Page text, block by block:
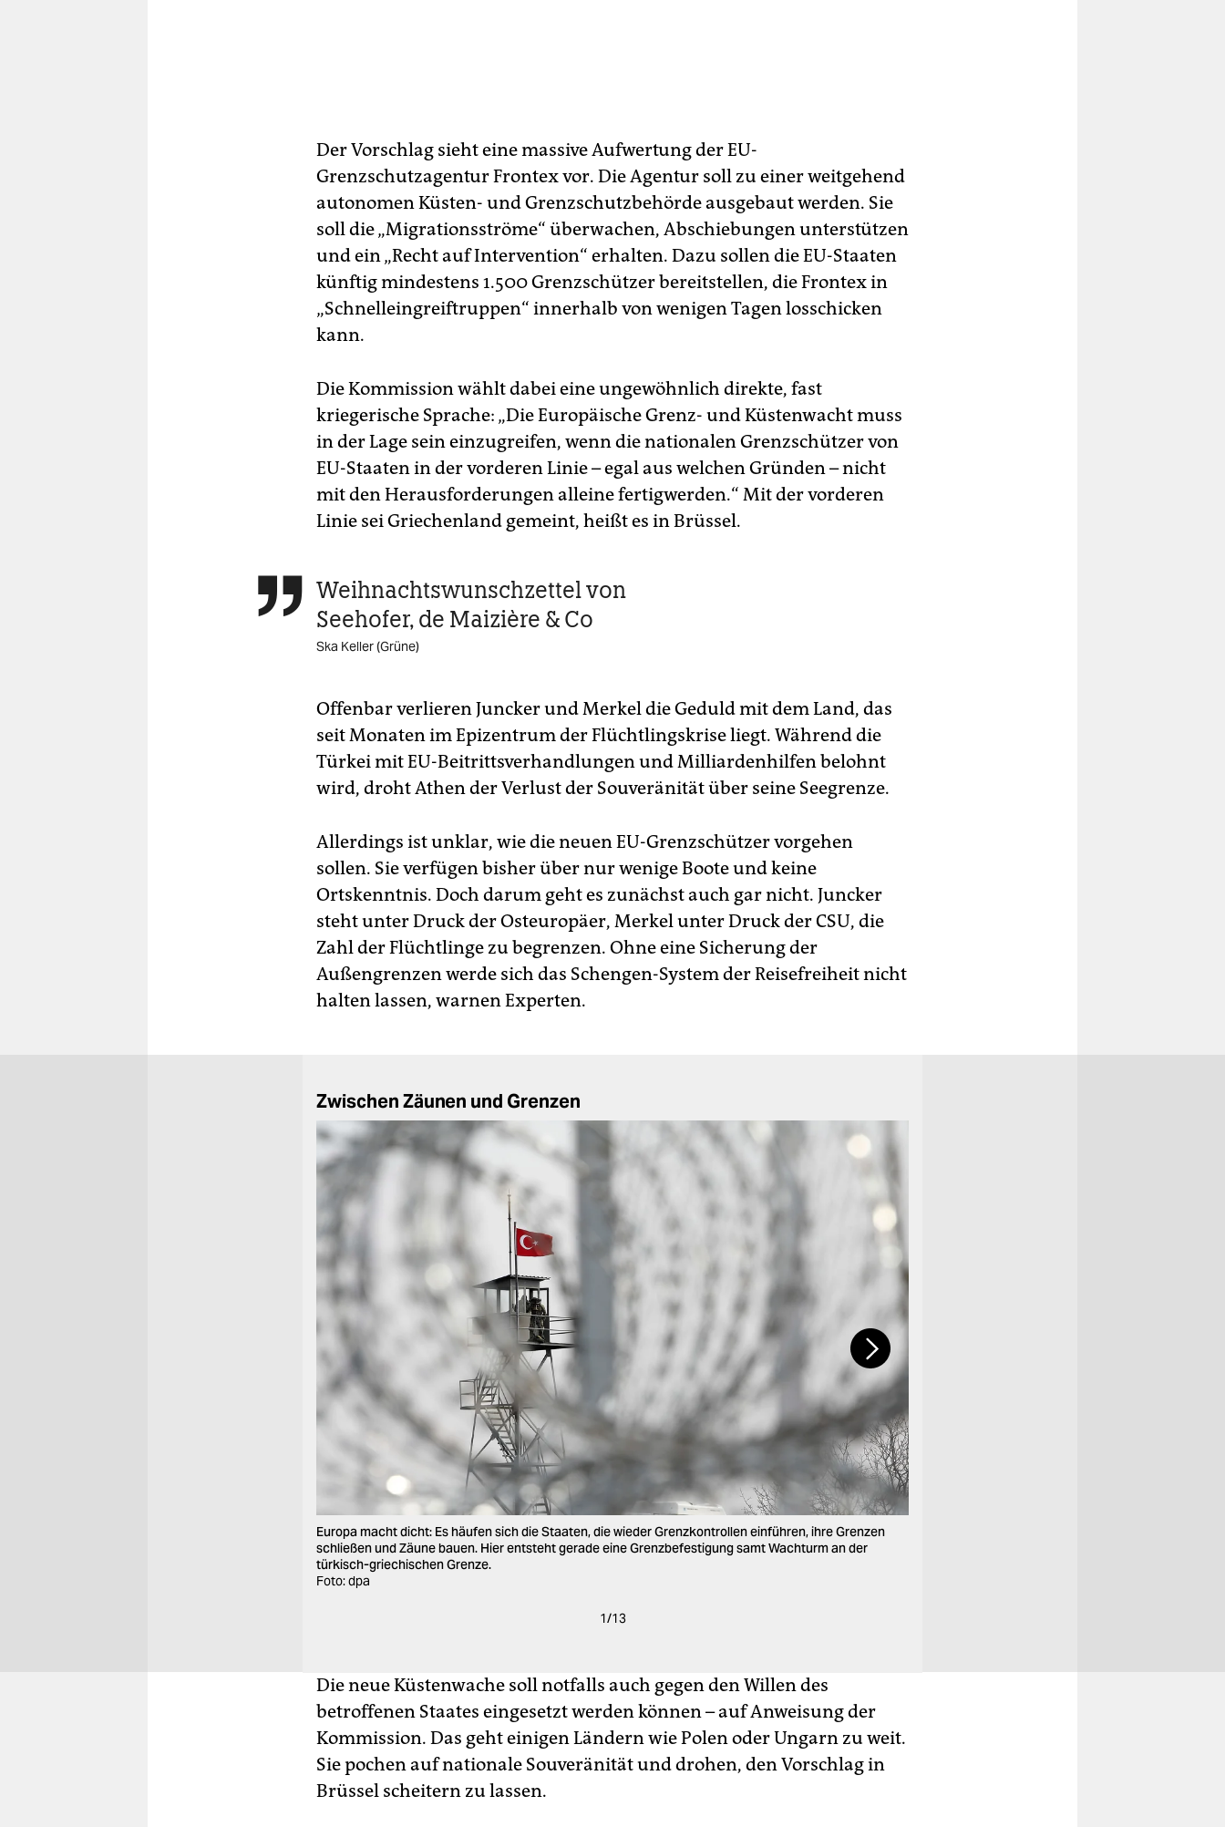
Der Vorschlag sieht eine massive Aufwertung der EU-
Grenzschutzagentur Frontex vor. Die Agentur soll zu einer weitgehend
autonomen Küsten- und Grenzschutzbehörde ausgebaut werden. Sie
soll die „Migrationsströme“ überwachen, Abschiebungen unterstützen
und ein „Recht auf Intervention“ erhalten. Dazu sollen die EU-Staaten
künftig mindestens 1.500 Grenzschützer bereitstellen, die Frontex in
„Schnelleingreiftruppen“ innerhalb von wenigen Tagen losschicken
kann.
Die Kommission wählt dabei eine ungewöhnlich direkte, fast
kriegerische Sprache: „Die Europäische Grenz- und Küstenwacht muss
in der Lage sein einzugreifen, wenn die nationalen Grenzschützer von
EU-Staaten in der vorderen Linie – egal aus welchen Gründen – nicht
mit den Herausforderungen alleine fertigwerden.“ Mit der vorderen
Linie sei Griechenland gemeint, heißt es in Brüssel.
 Weihnachtswunschzettel von
Seehofer, de Maizière & Co
Ska Keller (Grüne)
Offenbar verlieren Juncker und Merkel die Geduld mit dem Land, das
seit Monaten im Epizentrum der Flüchtlingskrise liegt. Während die
Türkei mit EU-Beitrittsverhandlungen und Milliardenhilfen belohnt
wird, droht Athen der Verlust der Souveränität über seine Seegrenze.
Allerdings ist unklar, wie die neuen EU-Grenzschützer vorgehen
sollen. Sie verfügen bisher über nur wenige Boote und keine
Ortskenntnis. Doch darum geht es zunächst auch gar nicht. Juncker
steht unter Druck der Osteuropäer, Merkel unter Druck der CSU, die
Zahl der Flüchtlinge zu begrenzen. Ohne eine Sicherung der
Außengrenzen werde sich das Schengen-System der Reisefreiheit nicht
halten lassen, warnen Experten.
Zwischen Zäunen und Grenzen
Europa macht dicht: Es häufen sich die Staaten, die wieder Grenzkontrollen einführen, ihre Grenzen
schließen und Zäune bauen. Hier entsteht gerade eine Grenzbefestigung samt Wachturm an der
türkisch-griechischen Grenze.
Foto: dpa
1/13
Die neue Küstenwache soll notfalls auch gegen den Willen des
betroffenen Staates eingesetzt werden können – auf Anweisung der
Kommission. Das geht einigen Ländern wie Polen oder Ungarn zu weit.
Sie pochen auf nationale Souveränität und drohen, den Vorschlag in
Brüssel scheitern zu lassen.